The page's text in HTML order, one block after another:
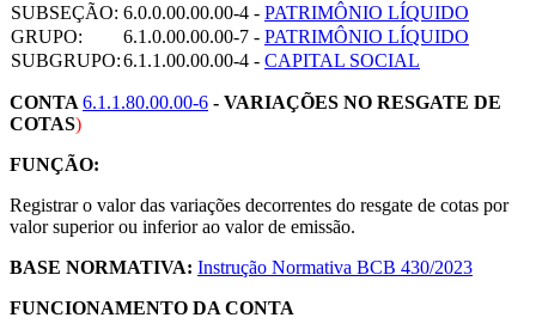
SUBSEÇÃO: 6.0.0.00.00.00-4 - PATRIMÔNIO LÍQUIDO
GRUPO:
6.1.0.00.00.00-7 - PATRIMÔNIO LÍQUIDO
SUBGRUPO:6.1.1.00.00.00-4 - CAPITAL SOCIAL
CONTA 6.1.1.80.00.00-6 - VARIAÇÕES NO RESGATE DE
COTAS)
FUNÇÃO:
Registrar o valor das variações decorrentes do resgate de cotas por
valor superior ou inferior ao valor de emissão.
BASE NORMATIVA: Instrução Normativa BCB 430/2023
FUNCIONAMENTO DA CONTA